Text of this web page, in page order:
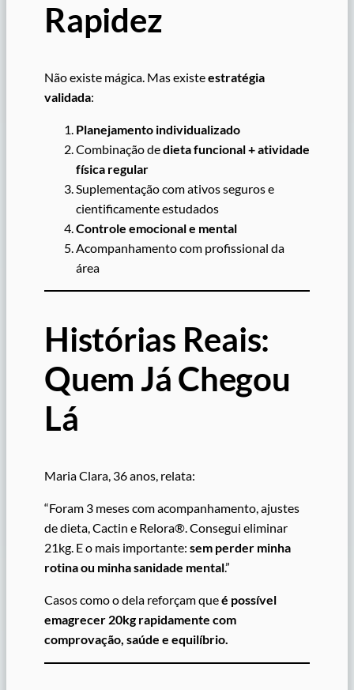
Rapidez
Não existe mágica. Mas existeestratégia
validada:
Planejamento individualizado
Combinação dedieta funcional + atividade
física regular
Suplementação com ativos seguros e
cientificamente estudados
Controle emocional e mental
Acompanhamento com profissional da
área
Histórias Reais:
Quem Já Chegou
Lá
Maria Clara, 36 anos, relata:
“Foram 3 meses com acompanhamento, ajustes
de dieta, Cactin e Relora®. Consegui eliminar
21kg. E o mais importante: sem perder minha
rotina ou minha sanidade mental.”
Casos como o dela reforçam queé possível
emagrecer 20kg rapidamente com
comprovação, saúde e equilíbrio.